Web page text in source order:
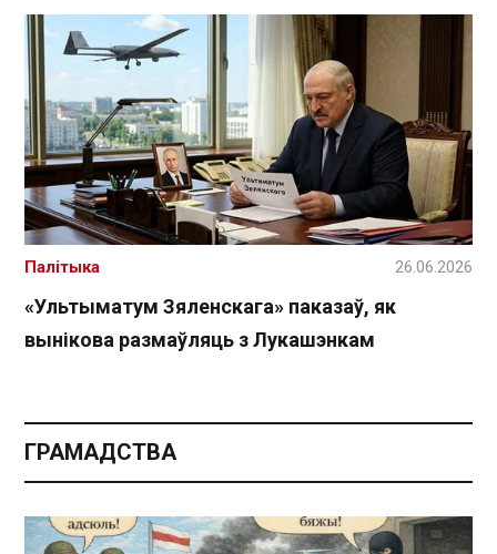
«Ультыматум Зяленскага» паказаў, як
вынікова размаўляць з Лукашэнкам
Палітыка 26.06.2026
ГРАМАДСТВА